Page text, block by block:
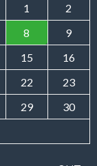
1
2
8
9
15
16
22
23
29
30